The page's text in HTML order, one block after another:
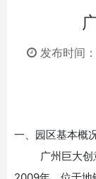
发布时间
一、园区基本概
广州巨大